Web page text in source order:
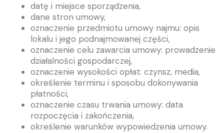
datę i miejsce sporządzenia,
dane stron umowy,
oznaczenie przedmiotu umowy najmu: opis
lokalu i jego podnajmowanej części,
oznaczenie celu zawarcia umowy: prowadzenie
działalności gospodarczej,
oznaczenie wysokości opłat: czynsz, media,
określenie terminu i sposobu dokonywania
płatności,
oznaczenie czasu trwania umowy: data
rozpoczęcia i zakończenia,
określenie warunków wypowiedzenia umowy.